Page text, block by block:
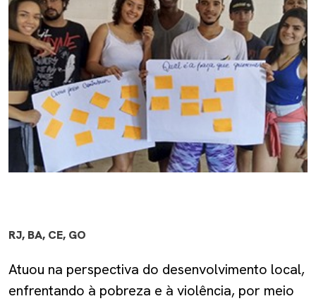
RJ, BA, CE, GO
Atuou na perspectiva do desenvolvimento local,
enfrentando à pobreza e à violência, por meio